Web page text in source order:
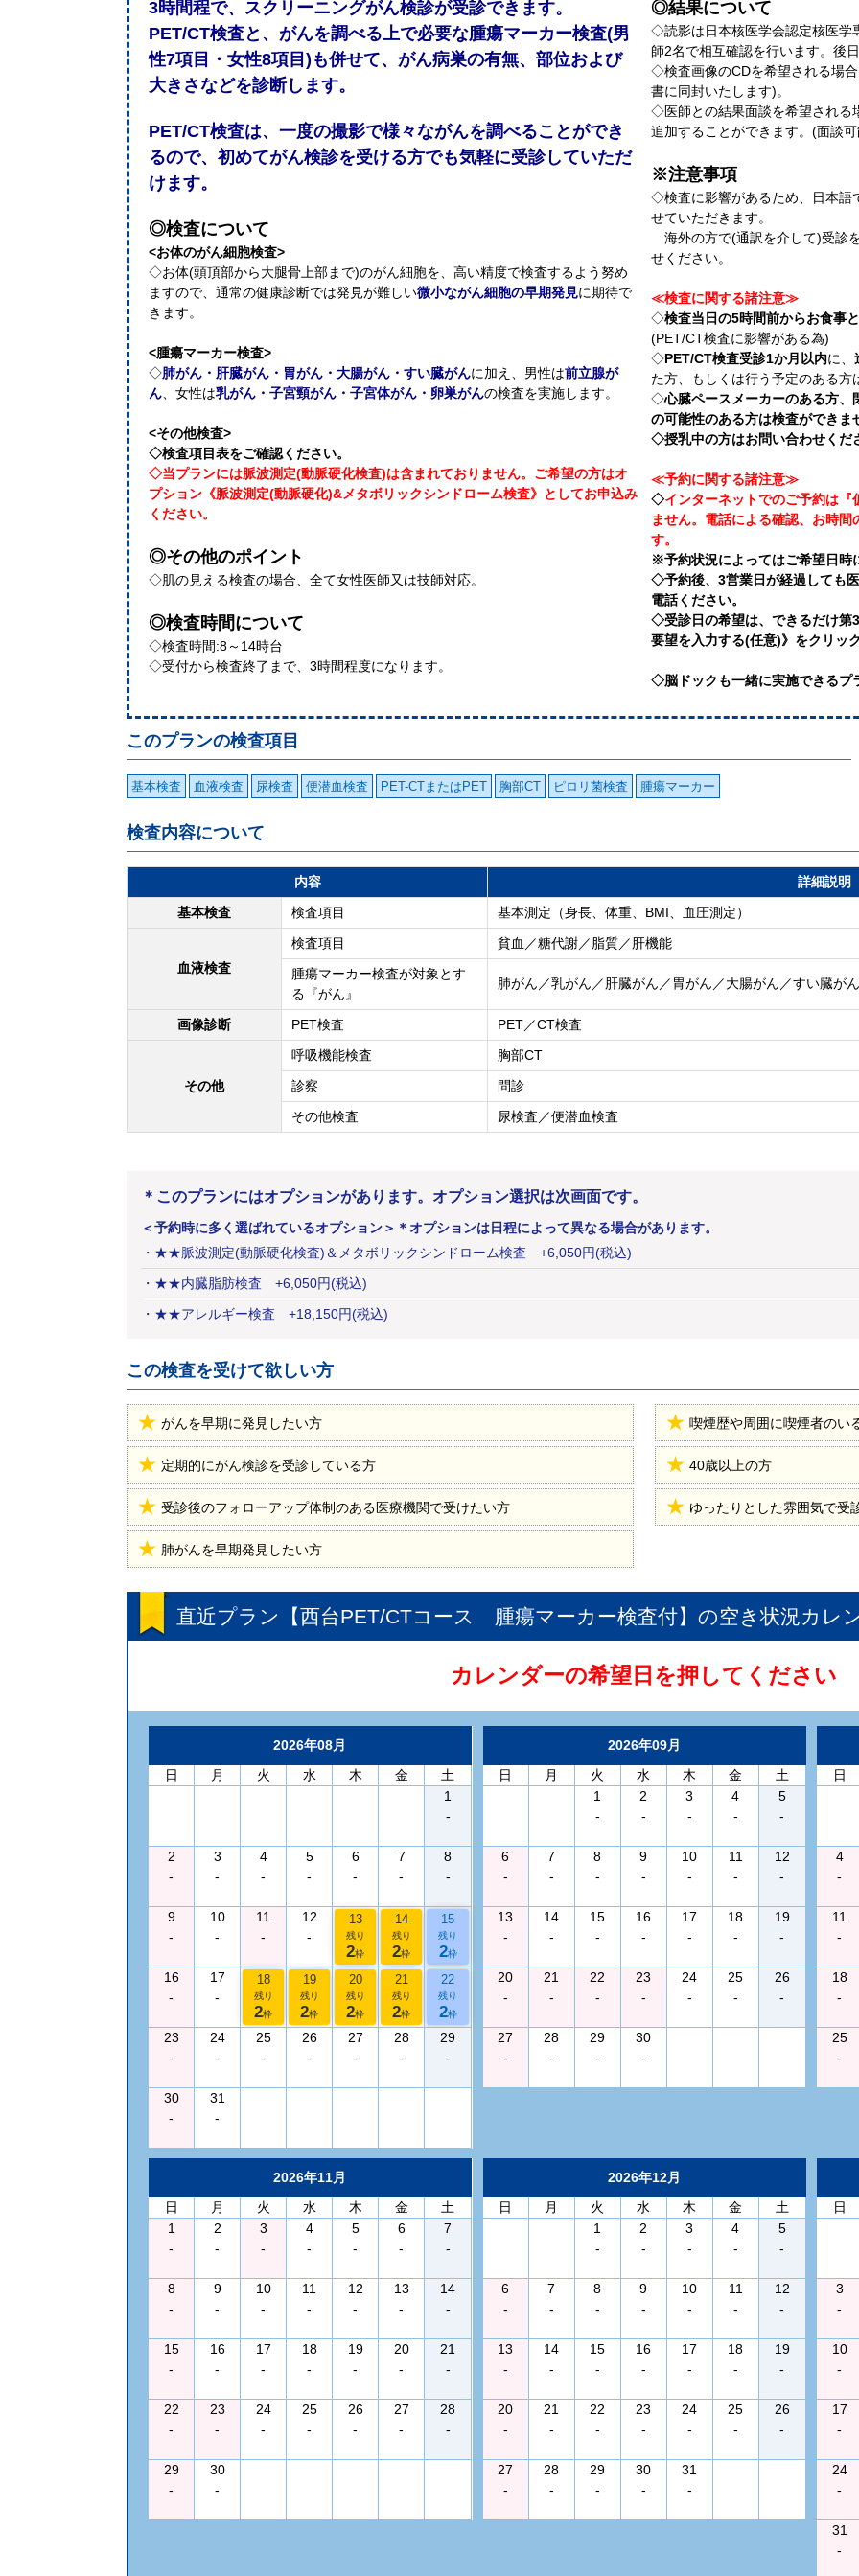
3時間程で、スクリーニングがん検診が受診できます。
PET/CT検査と、がんを調べる上で必要な腫瘍マーカー検査(男
性7項目・女性8項目)も併せて、がん病巣の有無、部位および
大きさなどを診断します。
PET/CT検査は、一度の撮影で様々ながんを調べることができ
るので、初めてがん検診を受ける方でも気軽に受診していただ
けます。
◎検査について
<お体のがん細胞検査>
◇お体(頭頂部から大腿骨上部まで)のがん細胞を、高い精度で検査するよう努め
ますので、通常の健康診断では発見が難しい微小ながん細胞の早期発見に期待で
きます。
<腫瘍マーカー検査>
◇肺がん・肝臓がん・胃がん・大腸がん・すい臓がんに加え、男性は前立腺が
ん 、女性は乳がん・子宮頸がん・子宮体がん・卵巣がんの検査を実施します。
<その他検査>
◇検査項目表をご確認ください。
◇当プランには脈波測定(動脈硬化検査)は含まれておりません。ご希望の方はオ
プション《脈波測定(動脈硬化)&メタボリックシンドローム検査》としてお申込み
ください。
◎その他のポイント
◇肌の見える検査の場合、全て女性医師又は技師対応。
◎検査時間について
◇検査時間:8～14時台
◇受付から検査終了まで、3時間程度になります。
◎結果について
◇読影は日本核医学会認定核医学
師2名で相互確認を行います。後
◇検査画像のCDを希望される場
書に同封いたします)。
◇医師との結果面談を希望される
追加することができます。(面談
※注意事項
◇検査に影響があるため、日本語
せていただきます。
海外の方で(通訳を介して)受診
せください。
≪検査に関する諸注意≫
◇検査当日の5時間前からお食事
(PET/CT検査に影響がある為)
◇PET/CT検査受診1か月以内に、
た方、もしくは行う予定のある方
◇心臓ペースメーカーのある方
の可能性のある方は検査ができま
◇授乳中の方はお問い合わせくだ
≪予約に関する諸注意≫
◇インターネットでのご予約は『
ません。電話による確認、お時
す。
※予約状況によってはご希望日時
◇予約後、3営業日が経過しても
電話ください。
◇受診日の希望は、できるだけ第
要望を入力する(任意)》をクリッ
◇脳ドックも一緒に実施できるプ
このプランの検査項目
基本検査 血液検査 尿検査 便潜血検査 PET-CTまたはPET 胸部CT ピロリ菌検査 腫瘍マーカー
検査内容について
内容
詳細説明
基本検査
検査項目 基本測定（身長、体重、BMI、血圧測定）
血液検査
検査項目
貧血／糖代謝／脂質／肝機能
腫瘍マーカー検査が対象とす
る『がん』
肺がん／乳がん／肝臓がん／胃がん／大腸がん／すい臓が
画像診断 PET検査 PET／CT検査
その他
呼吸機能検査
胸部CT
診察
問診
その他検査
尿検査／便潜血検査
＊このプランにはオプションがあります。オプション選択は次画面です。
＜予約時に多く選ばれているオプション＞ ＊オプションは日程によって異なる場合があります。
・ ★★脈波測定(動脈硬化検査)＆メタボリックシンドローム検査 +6,050円(税込)
・ ★★内臓脂肪検査 +6,050円(税込)
・ ★★アレルギー検査 +18,150円(税込)
この検査を受けて欲しい方
がんを早期に発見したい方 喫煙歴や周囲に喫煙者のい
定期的にがん検診を受診している方 40歳以上の方
受診後のフォローアップ体制のある医療機関で受けたい方 ゆったりとした雰囲気で受
肺がんを早期発見したい方
直近プラン【西台PET/CTコース 腫瘍マーカー検査付】 の空き状況カレ
カレンダーの希望日を押してください
2026年08月
日
月 火 水 木 金
土
1
-
2
-
3
-
4
-
5
-
6
-
7
-
8
-
9
-
10
-
11
-
12
-
13
残り
2枠
14
残り
2枠
15
残り
2枠
16
-
17
-
18
残り
2枠
19
残り
2枠
20
残り
2枠
21
残り
2枠
22
残り
2枠
23
-
24
-
25
-
26
-
27
-
28
-
29
-
30
-
31
-
2026年09月
日
月 火 水 木 金
土
1
-
2
-
3
-
4
-
5
-
6
-
7
-
8
-
9
-
10
-
11
-
12
-
13
-
14
-
15
-
16
-
17
-
18
-
19
-
20
-
21
-
22
-
23
-
24
-
25
-
26
-
27
-
28
-
29
-
30
-
日
4
-
11
-
18
-
25
-
2026年11月
日
月 火 水 木 金
土
1
-
2
-
3
-
4
-
5
-
6
-
7
-
8
-
9
-
10
-
11
-
12
-
13
-
14
-
15
-
16
-
17
-
18
-
19
-
20
-
21
-
22
-
23
-
24
-
25
-
26
-
27
-
28
-
29
-
30
-
2026年12月
日
月 火 水 木 金
土
1
-
2
-
3
-
4
-
5
-
6
-
7
-
8
-
9
-
10
-
11
-
12
-
13
-
14
-
15
-
16
-
17
-
18
-
19
-
20
-
21
-
22
-
23
-
24
-
25
-
26
-
27
-
28
-
29
-
30
-
31
-
日
3
-
10
-
17
-
24
-
31
-